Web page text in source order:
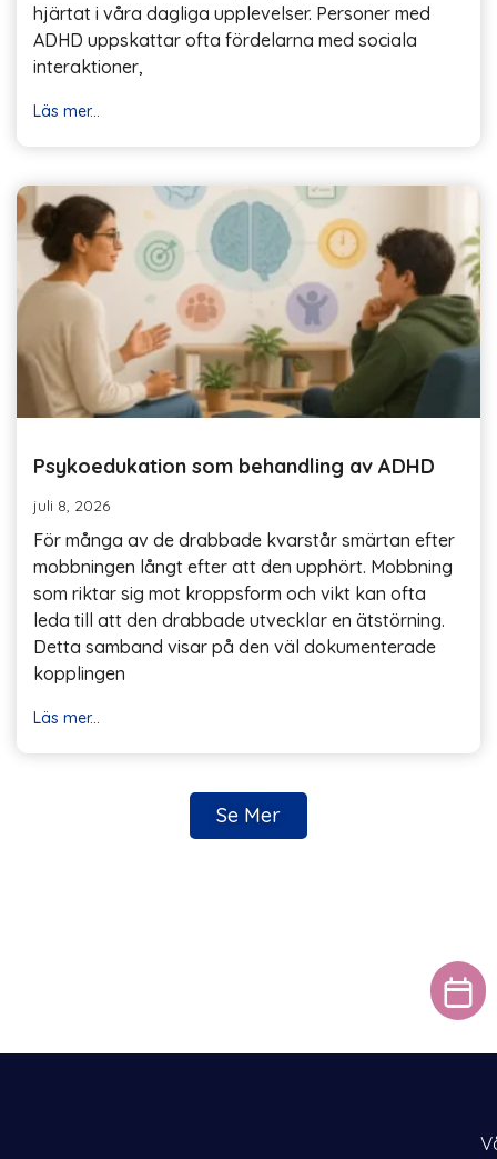
hjärtat i våra dagliga upplevelser. Personer med
ADHD uppskattar ofta fördelarna med sociala
interaktioner,
Läs mer...
Psykoedukation som behandling av ADHD
juli 8, 2026
För många av de drabbade kvarstår smärtan efter
mobbningen långt efter att den upphört. Mobbning
som riktar sig mot kroppsform och vikt kan ofta
leda till att den drabbade utvecklar en ätstörning.
Detta samband visar på den väl dokumenterade
kopplingen
Läs mer...
Se Mer